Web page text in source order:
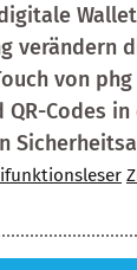
verändern
von
Codes